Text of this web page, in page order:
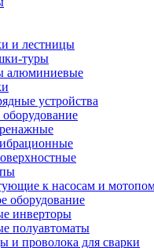
и лестницы
туры
алюминиевые
устройства
к насосам и
оборудование
инверторы
полуавтоматы
и проволока для сварки